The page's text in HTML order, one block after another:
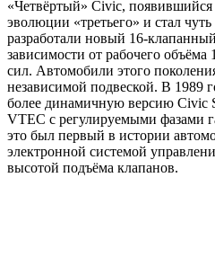
«Четвёртый» Civic, появившийся
эволюции «третьего» и стал
разработали новый 16-
зависимости от рабочего объёма
сил. Автомобили этого
независимой подвеской. В 1989
более динамичную версию Civic
VTEC с регулируемыми фазами
это был первый в истории
электронной системой
высотой подъёма клапанов.